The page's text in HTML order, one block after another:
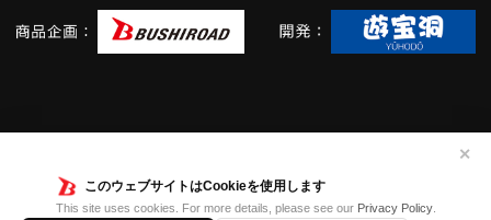
このウェブサイトはCookieを使用します
This site uses cookies. For more details, please see our Privacy Policy.
✕